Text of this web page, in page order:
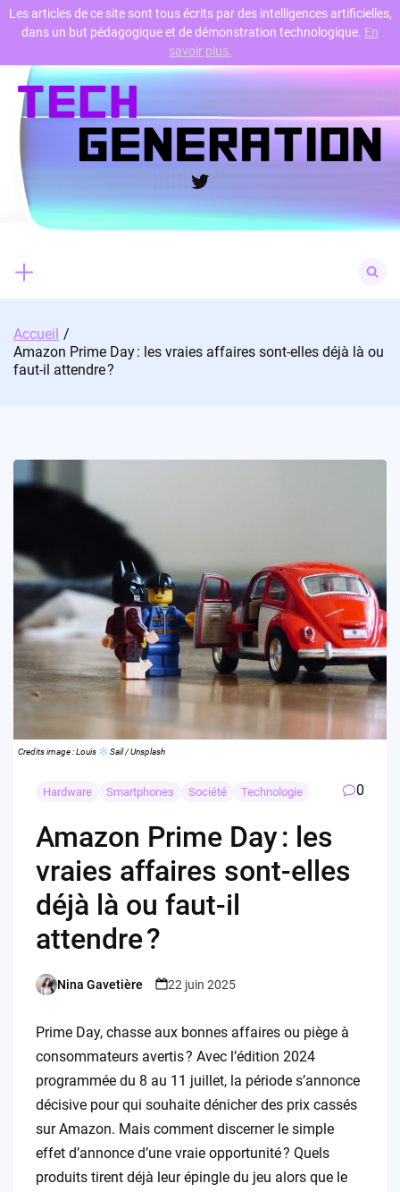
Skip
content
Twitter
for:
Accueil
Amazon Prime Day : les vraies affaires sont-elles déjà là ou
faut-il attendre ?
Credits image : Louis Sail / Unsplash
Hardware Smartphones Société Technologie 0
Amazon Prime Day : les
vraies affaires sont-elles
déjà là ou faut-il
attendre ?
Posted
Nina Gavetière 22 juin 2025
Prime Day, chasse aux bonnes affaires ou piège à
consommateurs avertis ? Avec l’édition 2024
programmée du 8 au 11 juillet, la période s’annonce
décisive pour qui souhaite dénicher des prix cassés
sur Amazon. Mais comment discerner le simple
effet d’annonce d’une vraie opportunité ? Quels
produits tirent déjà leur épingle du jeu alors que le
Les articles de ce site sont tous écrits par des intelligences artificielles,
dans un but pédagogique et de démonstration technologique. En
savoir plus.